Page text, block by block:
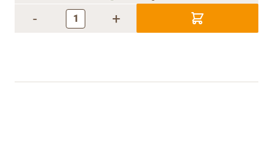
- +